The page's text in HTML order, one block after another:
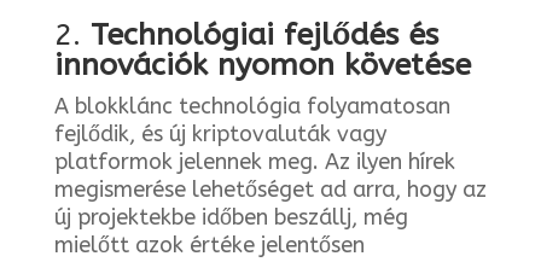
2. Technológiai fejlődés és
innovációk nyomon követése
A blokklánc technológia folyamatosan
fejlődik, és új kriptovaluták vagy
platformok jelennek meg. Az ilyen hírek
megismerése lehetőséget ad arra, hogy az
új projektekbe időben beszállj, még
mielőtt azok értéke jelentősen